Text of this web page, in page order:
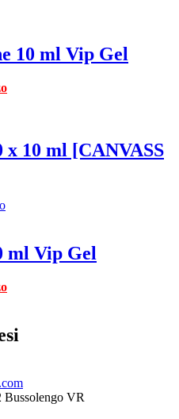
10 ml Vip Gel
x 10 ml [CANVASS
ml Vip Gel
Bussolengo VR